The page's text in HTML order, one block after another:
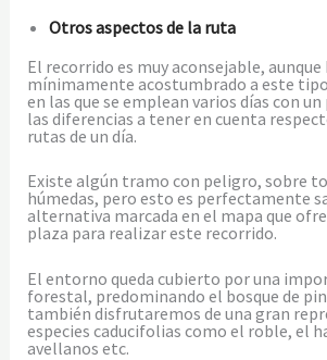
Otros aspectos de la ruta
El recorrido es muy aconsejable, aunque
mínimamente acostumbrado a este
en las que se emplean varios días con
las diferencias a tener en cuenta
rutas de un día.
Existe algún tramo con peligro, sobre
húmedas, pero esto es perfectamente
alternativa marcada en el mapa que
plaza para realizar este recorrido.
El entorno queda cubierto por una
forestal, predominando el bosque de
también disfrutaremos de una gran
especies caducifolias como el roble, el
avellanos etc.